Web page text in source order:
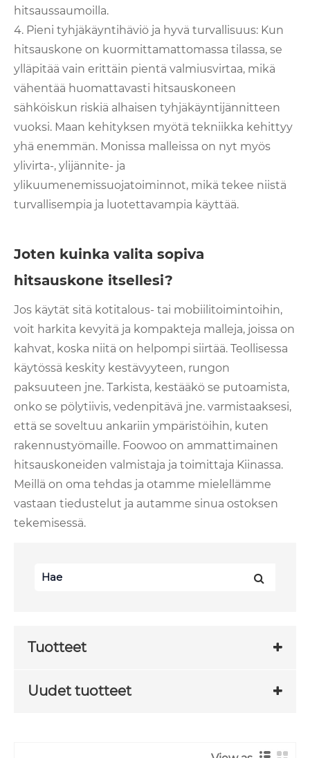
hitsaussaumoilla.
4. Pieni tyhjäkäyntihäviö ja hyvä turvallisuus: Kun
hitsauskone on kuormittamattomassa tilassa, se
ylläpitää vain erittäin pientä valmiusvirtaa, mikä
vähentää huomattavasti hitsauskoneen
sähköiskun riskiä alhaisen tyhjäkäyntijännitteen
vuoksi. Maan kehityksen myötä tekniikka kehittyy
yhä enemmän. Monissa malleissa on nyt myös
ylivirta-, ylijännite- ja
ylikuumenemissuojatoiminnot, mikä tekee niistä
turvallisempia ja luotettavampia käyttää.
Joten kuinka valita sopiva
hitsauskone itsellesi?
Jos käytät sitä kotitalous- tai mobiilitoimintoihin,
voit harkita kevyitä ja kompakteja malleja, joissa on
kahvat, koska niitä on helpompi siirtää. Teollisessa
käytössä keskity kestävyyteen, rungon
paksuuteen jne. Tarkista, kestääkö se putoamista,
onko se pölytiivis, vedenpitävä jne. varmistaaksesi,
että se soveltuu ankariin ympäristöihin, kuten
rakennustyömaille. Foowoo on ammattimainen
hitsauskoneiden valmistaja ja toimittaja Kiinassa.
Meillä on oma tehdas ja otamme mielellämme
vastaan ​​tiedustelut ja autamme sinua ostoksen
tekemisessä.
Tuotteet
Uudet tuotteet